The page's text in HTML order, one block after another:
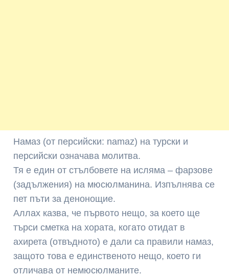
Намаз (от персийски: namaz) на турски и
персийски означава молитва.
Тя е един от стълбовете на исляма – фарзове
(задължения) на мюсюлманина. Изпълнява се
пет пъти за денонощие.
Аллах казва, че първото нещо, за което ще
търси сметка на хората, когато отидат в
ахирета (отвъдното) е дали са правили намаз,
защото това е единственото нещо, което ги
отличава от немюсюлманите.